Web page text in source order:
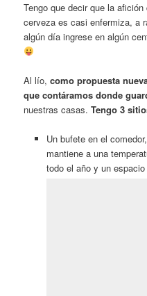
Tengo que decir que la
cerveza es casi enfermiza, a
algún día ingrese en algún
Al lío,como propuesta
que contáramos donde
nuestras casas.Tengo 3
Un bufete en el
mantiene a una
todo el año y un